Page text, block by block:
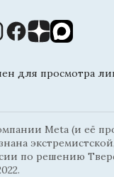
для просмотра
Meta (и её
по решению